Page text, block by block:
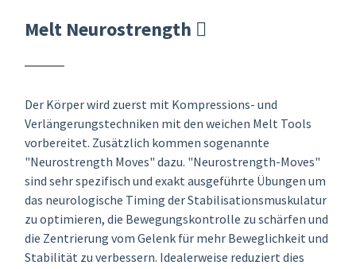
Melt Neurostrength
Der Körper wird zuerst mit Kompressions- und
Verlängerungstechniken mit den weichen Melt Tools
vorbereitet. Zusätzlich kommen sogenannte
"Neurostrength Moves" dazu. "Neurostrength-Moves"
sind sehr spezifisch und exakt ausgeführte Übungen um
das neurologische Timing der Stabilisationsmuskulatur
zu optimieren, die Bewegungskontrolle zu schärfen und
die Zentrierung vom Gelenk für mehr Beweglichkeit und
Stabilität zu verbessern. Idealerweise reduziert dies